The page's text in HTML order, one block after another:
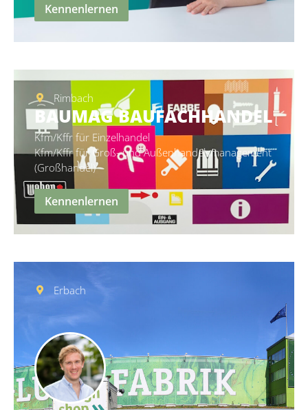
Kennenlernen
Rimbach
BAUMAG BAUFACHHANDEL
Kfm/Kffr für Einzelhandel
Kfm/Kffr für Groß- und Außenhandelsmanagement
(Großhandel)
Kennenlernen
Erbach